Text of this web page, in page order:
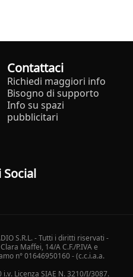
Contattaci
Richiedi maggiori info
Bisogno di supporto
Info su spazi
pubblicitari
Social
S.R.L. - Tutti i diritti riservati -
Maffei, 14/A C.F./P.IVA e
n° 01646950160 - (c.c.i.a.a.
Licenza SIAE N. 3210/I/3087.